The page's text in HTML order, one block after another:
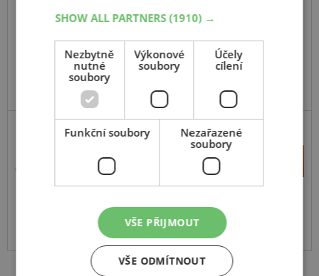
104S
SUV-UNIVERZÁLNÍ ZESÍLENÁ
4 230 Kč
–
Na prodejně v Opavě do 5 dnů.
Centrální sklad 12 ks.
SHOW ALL PARTNERS(1910) →
Nezbytně
nutné
soubory
Výkonové
soubory
Účely
cílení
Funkční soubory
Nezařazené
soubory
VŠE PŘIJMOUT
VŠE ODMÍTNOUT